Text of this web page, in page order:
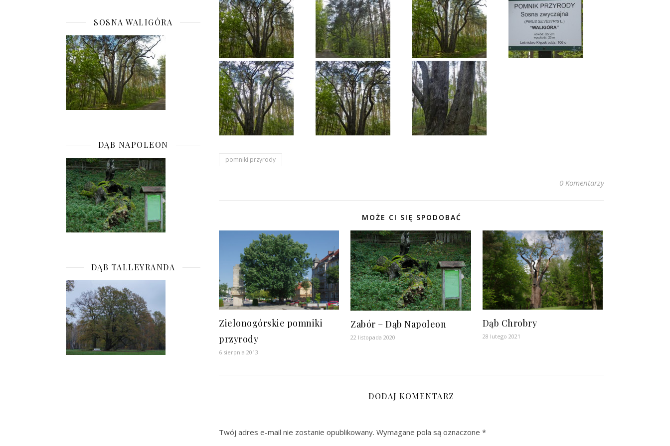
SOSNA WALIGÓRA
DĄB NAPOLEON
DĄB TALLEYRANDA
pomniki przyrody
0 Komentarzy
MOŻE CI SIĘ SPODOBAĆ
Zielonogórskie pomniki
przyrody
6 sierpnia 2013
Zabór – Dąb Napoleon
22 listopada 2020
Dąb Chrobry
28 lutego 2021
DODAJ KOMENTARZ
Twój adres e-mail nie zostanie opublikowany. Wymagane pola są oznaczone *